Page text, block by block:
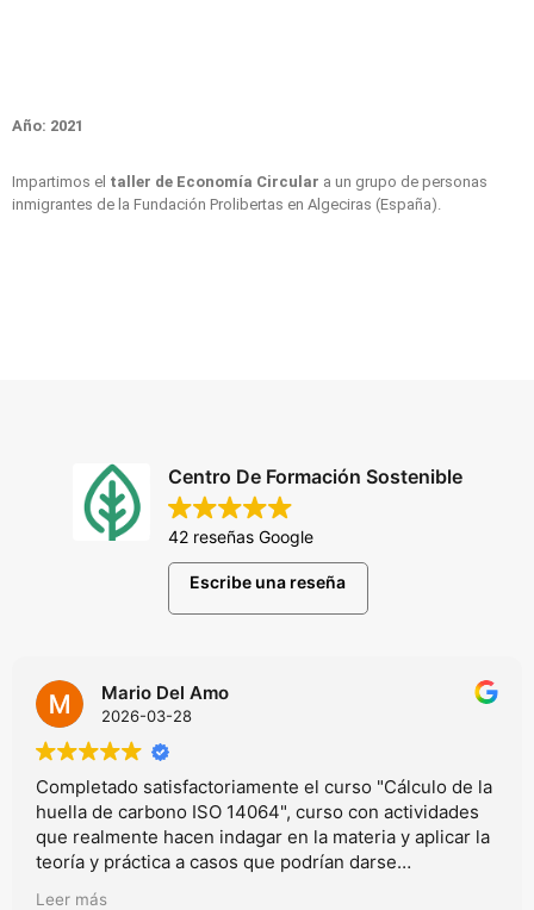
Año: 2021
Impartimos el taller de Economía Circular a un grupo de personas
inmigrantes de la Fundación Prolibertas en Algeciras (España).
Centro De Formación Sostenible
42 reseñas Google
Escribe una reseña
Mario Del Amo
2026-03-28
Completado satisfactoriamente el curso "Cálculo de la
huella de carbono ISO 14064", curso con actividades
que realmente hacen indagar en la materia y aplicar la
teoría y práctica a casos que podrían darse
Leer más